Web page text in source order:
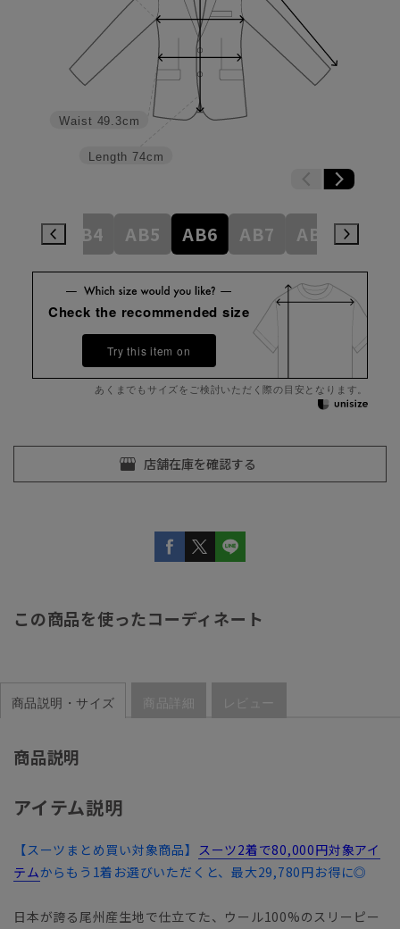
Length 74cm
Waist 49.3cm
AB4 AB5 AB6 AB7 AB8
Check the recommended size
Try this item on
あくまでもサイズをご検討いただく際の目安となります。
この商品を使ったコーディネート
商品説明・サイズ 商品詳細 レビュー
商品説明
アイテム説明
【スーツまとめ買い対象商品】 スーツ2着で80,000円対象アイ
テムからもう1着お選びいただくと、最大29,780円お得に◎
日本が誇る尾州産生地で仕立てた、ウール100%のスリーピー